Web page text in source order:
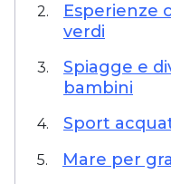
2.
Esperienze
verdi
3.
Spiagge e
bambini
4. Sport
5. Mare per